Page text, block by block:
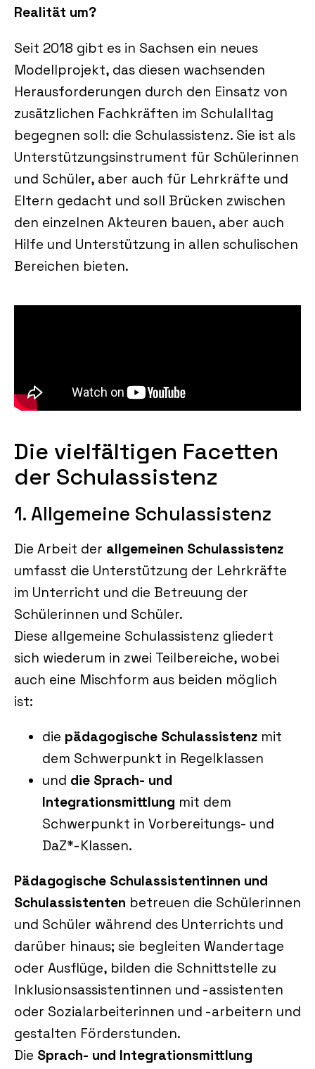
Realität um?
Seit 2018 gibt es in Sachsen ein neues
Modellprojekt, das diesen wachsenden
Herausforderungen durch den Einsatz von
zusätzlichen Fachkräften im Schulalltag
begegnen soll: die Schulassistenz. Sie ist als
Unterstützungsinstrument für Schülerinnen
und Schüler, aber auch für Lehrkräfte und
Eltern gedacht und soll Brücken zwischen
den einzelnen Akteuren bauen, aber auch
Hilfe und Unterstützung in allen schulischen
Bereichen bieten.
Die vielfältigen Facetten
der Schulassistenz
1. Allgemeine Schulassistenz
Die Arbeit der allgemeinen Schulassistenz
umfasst die Unterstützung der Lehrkräfte
im Unterricht und die Betreuung der
Schülerinnen und Schüler.
Diese allgemeine Schulassistenz gliedert
sich wiederum in zwei Teilbereiche, wobei
auch eine Mischform aus beiden möglich
ist:
die pädagogische Schulassistenz mit
dem Schwerpunkt in Regelklassen
und die Sprach- und
Integrationsmittlung mit dem
Schwerpunkt in Vorbereitungs- und
DaZ*-Klassen.
Pädagogische Schulassistentinnen und
Schulassistenten betreuen die Schülerinnen
und Schüler während des Unterrichts und
darüber hinaus; sie begleiten Wandertage
oder Ausflüge, bilden die Schnittstelle zu
Inklusionsassistentinnen und -assistenten
oder Sozialarbeiterinnen und -arbeitern und
gestalten Förderstunden.
Die Sprach- und Integrationsmittlung